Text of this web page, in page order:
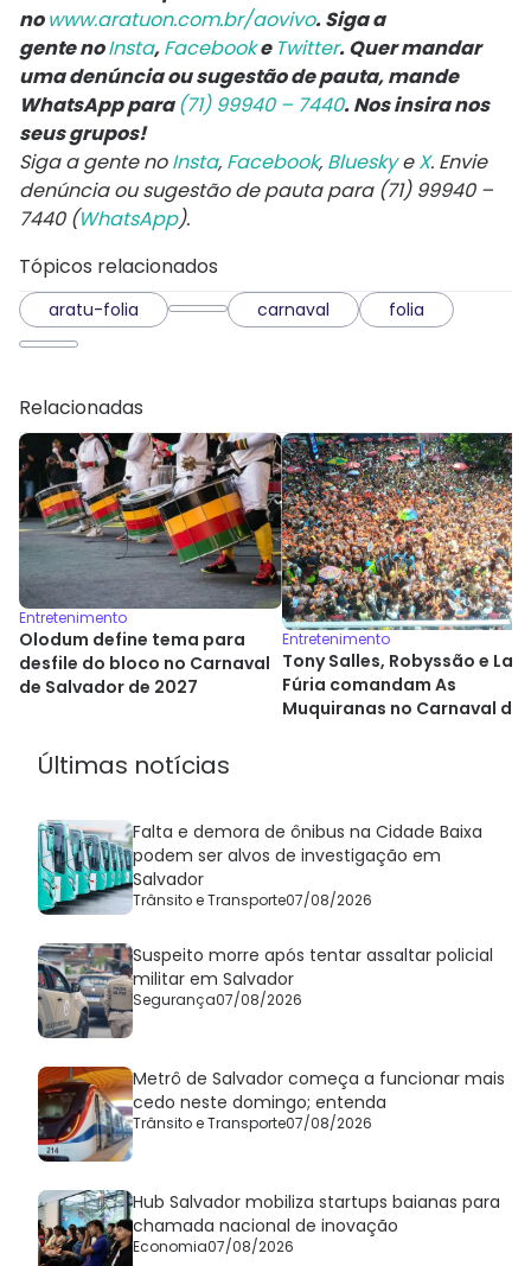
nowww.aratuon.com.br/aovivo.Siga a
gentenoInsta,Facebooke Twitter.Quer mandar
uma denúncia ou sugestão de pauta, mande
WhatsApp para(71) 99940 – 7440.Nos insira nos
seus grupos!
Siga a gente noInsta, Facebook, BlueskyeX. Envie
denúncia ou sugestão de pauta para (71) 99940 –
7440 (WhatsApp).
Tópicos relacionados
aratu-folia carnaval folia
Relacionadas
Entretenimento
Olodum define tema para
desfile do bloco no Carnaval
de Salvador de 2027
Entretenimento
Tony Salles, Robyssão e La
Fúria comandam As
Muquiranas no Carnaval de
Últimas notícias
Falta e demora de ônibus na Cidade Baixa
podem ser alvos de investigação em
Salvador
Trânsito e Transporte07/08/2026
Suspeito morre após tentar assaltar policial
militar em Salvador
Segurança07/08/2026
Metrô de Salvador começa a funcionar mais
cedo neste domingo; entenda
Trânsito e Transporte07/08/2026
Hub Salvador mobiliza startups baianas para
chamada nacional de inovação
Economia07/08/2026